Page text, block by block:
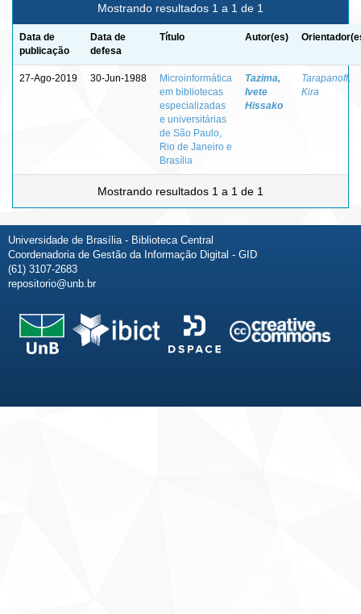
Mostrando resultados 1 a 1 de 1
Data de
publicação
Data de
defesa
Título Autor(es)
27-Ago-2019 30-Jun-1988
Microinformática
em bibliotecas
especializadas
e universitárias
de São Paulo,
Rio de Janeiro e
Brasília
Tazima,
Ivete
Hissako
Tarapanoff,
Kira
Mostrando resultados 1 a 1 de 1
Universidade de Brasília - Biblioteca Central
Coordenadoria de Gestão da Informação Digital - GID
(61) 3107-2683
repositorio@unb.br